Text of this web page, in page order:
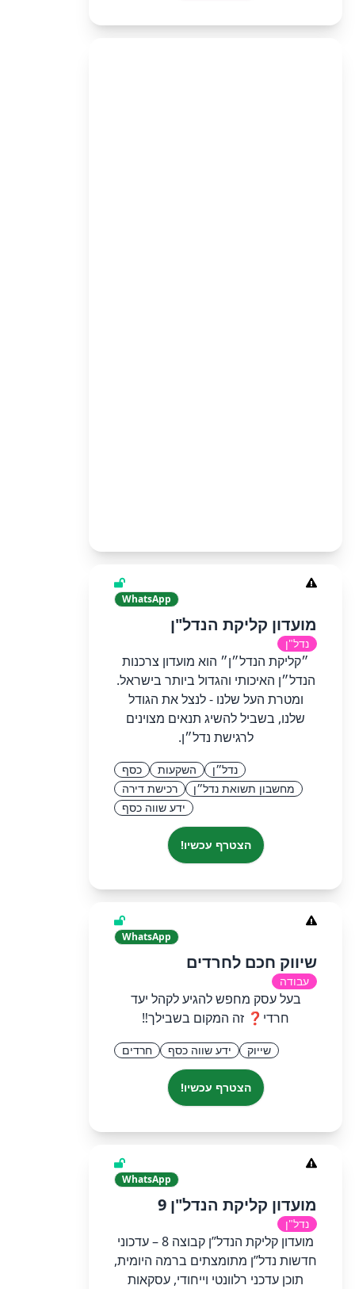
WhatsApp
מועדון קליקת הנדל"ן
נדל"ן
״קליקת הנדל״ן״ הוא מועדון צרכנות
הנדל״ן האיכותי והגדול ביותר בישראל.
ומטרת העל שלנו - לנצל את הגודל
שלנו, בשביל להשיג תנאים מצוינים
לרגישת נדל״ן.
נדל״ן השקעות
כסף
מחשבון תשואת נדל״ן
רכישת דירה
ידע שווה כסף
הצטרף עכשיו!
WhatsApp
שיווק חכם לחרדים
עבודה
‏בעל עסק מחפש להגיע לקהל יעד
חרדי❓ זה המקום בשבילך‼️
שייוק ידע שווה כסף חרדים
הצטרף עכשיו!
WhatsApp
מועדון קליקת הנדל"ן 9
נדל"ן
מועדון קליקת הנדל”ן קבוצה 8 – עדכוני
חדשות נדל”ן מתומצתים ברמה היומית,
תוכן עדכני רלוונטי וייחודי, עסקאות